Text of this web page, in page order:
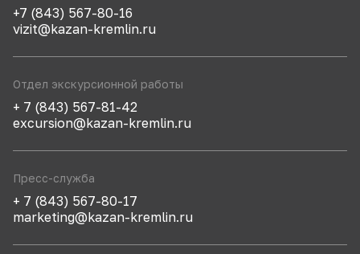
+7 (843) 567-80-16
vizit@kazan-kremlin.ru
Отдел экскурсионной работы
+ 7 (843) 567-81-42
excursion@kazan-kremlin.ru
Пресс-служба
+ 7 (843) 567-80-17
marketing@kazan-kremlin.ru